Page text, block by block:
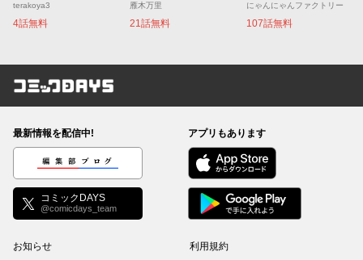
terakoya3
4話無料
雁木万里
21話無料
にゃんにゃんファクトリー
107話無料
コミックDAYS
最新情報を配信中!
編集部ブログ
コミックDAYS
@comicdays_team
アプリもあります
お知らせ 利用規約